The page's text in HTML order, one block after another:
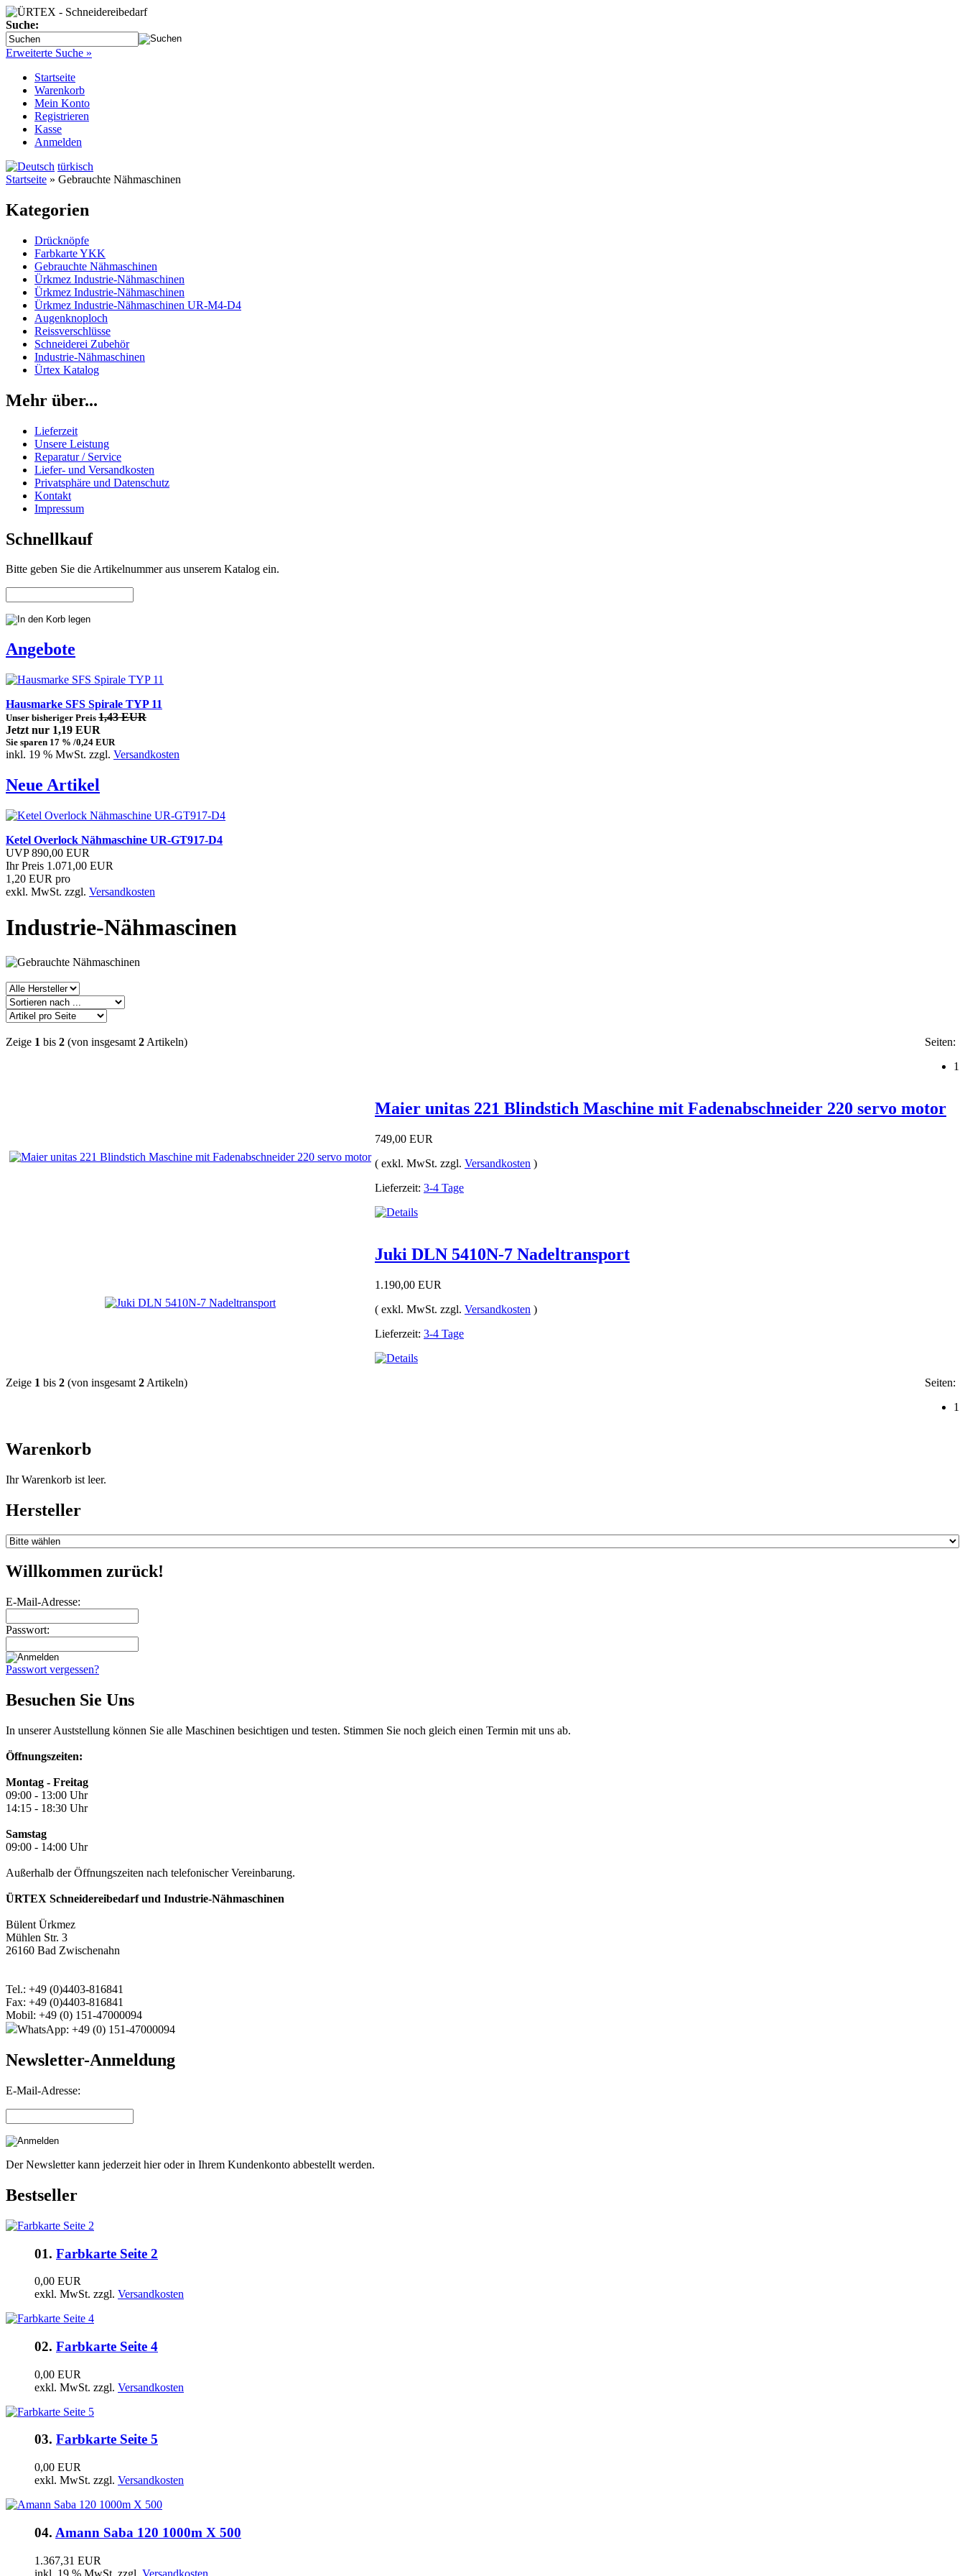
Suche:
Erweiterte Suche »
Startseite
Warenkorb
Mein Konto
Registrieren
Kasse
Anmelden
türkisch
Startseite » Gebrauchte Nähmaschinen
Kategorien
Drücknöpfe
Farbkarte YKK
Gebrauchte Nähmaschinen
Ürkmez Industrie-Nähmaschinen
Ürkmez Industrie-Nähmaschinen
Ürkmez Industrie-Nähmaschinen UR-M4-D4
Augenknoploch
Reissverschlüsse
Schneiderei Zubehör
Industrie-Nähmaschinen
Ürtex Katalog
Mehr über...
Lieferzeit
Unsere Leistung
Reparatur / Service
Liefer- und Versandkosten
Privatsphäre und Datenschutz
Kontakt
Impressum
Schnellkauf
Bitte geben Sie die Artikelnummer aus unserem Katalog ein.
Angebote
Hausmarke SFS Spirale TYP 11
Unser bisheriger Preis 1,43 EUR
Jetzt nur 1,19 EUR
Sie sparen 17 % /0,24 EUR
inkl. 19 % MwSt. zzgl. Versandkosten
Neue Artikel
Ketel Overlock Nähmaschine UR-GT917-D4
UVP 890,00 EUR
Ihr Preis 1.071,00 EUR
1,20 EUR pro
exkl. MwSt. zzgl. Versandkosten
Industrie-Nähmascinen
Zeige 1 bis 2 (von insgesamt 2 Artikeln)
Seiten:
1
Maier unitas 221 Blindstich Maschine mit Fadenabschneider 220 servo motor
749,00 EUR
( exkl. MwSt. zzgl. Versandkosten )
Lieferzeit: 3-4 Tage
Juki DLN 5410N-7 Nadeltransport
1.190,00 EUR
( exkl. MwSt. zzgl. Versandkosten )
Lieferzeit: 3-4 Tage
Zeige 1 bis 2 (von insgesamt 2 Artikeln)
Seiten:
1
Warenkorb
Ihr Warenkorb ist leer.
Hersteller
Willkommen zurück!
E-Mail-Adresse:
Passwort:
Passwort vergessen?
Besuchen Sie Uns
In unserer Auststellung können Sie alle Maschinen besichtigen und testen. Stimmen Sie noch gleich einen Termin mit uns ab.
Öffnungszeiten:
Montag - Freitag
09:00 - 13:00 Uhr
14:15 - 18:30 Uhr
Samstag
09:00 - 14:00 Uhr
Außerhalb der Öffnungszeiten nach telefonischer Vereinbarung.
ÜRTEX Schneidereibedarf und Industrie-Nähmaschinen
Bülent Ürkmez
Mühlen Str. 3
26160 Bad Zwischenahn
Tel.: +49 (0)4403-816841
Fax: +49 (0)4403-816841
Mobil: +49 (0) 151-47000094
WhatsApp: +49 (0) 151-47000094
Newsletter-Anmeldung
E-Mail-Adresse:
Der Newsletter kann jederzeit hier oder in Ihrem Kundenkonto abbestellt werden.
Bestseller
01. Farbkarte Seite 2
0,00 EUR
exkl. MwSt. zzgl. Versandkosten
02. Farbkarte Seite 4
0,00 EUR
exkl. MwSt. zzgl. Versandkosten
03. Farbkarte Seite 5
0,00 EUR
exkl. MwSt. zzgl. Versandkosten
04. Amann Saba 120 1000m X 500
1.367,31 EUR
inkl. 19 % MwSt. zzgl. Versandkosten